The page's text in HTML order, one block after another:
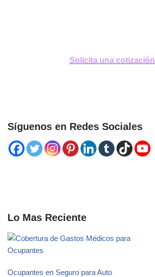
Solicita una cotización
Síguenos en Redes Sociales
Lo Mas Reciente
Ocupantes en Seguro para Auto